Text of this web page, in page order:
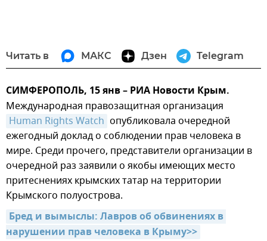
Читать в МАКС Дзен Telegram
СИМФЕРОПОЛЬ, 15 янв – РИА Новости Крым.
Международная правозащитная организация
Human Rights Watch опубликовала очередной
ежегодный доклад о соблюдении прав человека в
мире. Среди прочего, представители организации в
очередной раз заявили о якобы имеющих место
притеснениях крымских татар на территории
Крымского полуострова.
Бред и вымыслы: Лавров об обвинениях в
нарушении прав человека в Крыму>>